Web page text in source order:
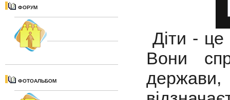
ФОРУМ
ФОТОАЛЬБОМ
Діти - це
Вони